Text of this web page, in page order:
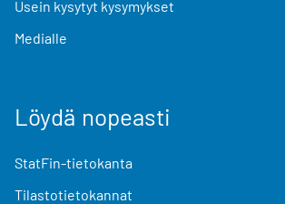
Usein kysytyt kysymykset
Medialle
Löydä nopeasti
StatFin-tietokanta
Tilastotietokannat